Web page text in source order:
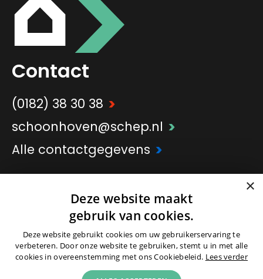
Contact
(0182) 38 30 38 >
schoonhoven@schep.nl >
Alle contactgegevens >
Onderdeel vanSchep Groep ×
Deze website maakt
gebruik van cookies.
Deze website gebruikt cookies om uw gebruikerservaring te
verbeteren. Door onze website te gebruiken, stemt u in met alle
cookies in overeenstemming met ons Cookiebeleid. Lees verder